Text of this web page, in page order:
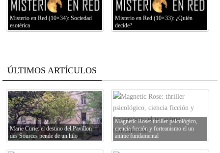
Misterio en Red (10×34): Sociedad
esotérica
Misterio en Red (10×33): ¿Quién
decide?
ÚLTIMOS ARTÍCULOS
Marie Curie: el destino del Pavillon
des Sources pende de un hilo
Magnetic Rose: thriller psicológico,
ciencia ficción y forteanismo el un
anime fundamental